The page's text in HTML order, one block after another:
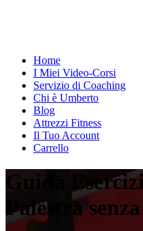
Home
I Miei Video-Corsi
Servizio di Coaching
Chi è Umberto
Blog
Attrezzi Fitness
Il Tuo Account
Carrello
Guida
Palestra